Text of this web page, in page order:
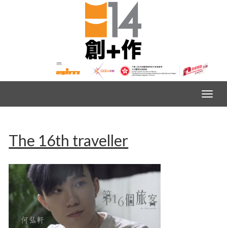
The 16th traveller